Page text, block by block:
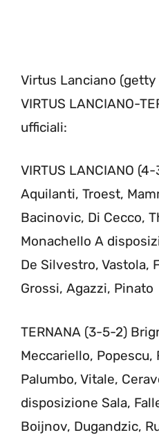
Virtus Lanciano (getty
VIRTUS LANCIANO-
ufficiali:
VIRTUS LANCIANO
Aquilanti, Troest,
Bacinovic, Di Cecco,
Monachello A
De Silvestro, Vastola,
Grossi, Agazzi, Pinato
TERNANA (3-5-2)
Meccariello, Popescu,
Palumbo, Vitale,
disposizione Sala,
Boijnov, Dugandzic,